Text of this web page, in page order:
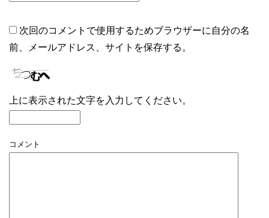
次回のコメントで使用するためブラウザーに自分の名
前、メールアドレス、サイトを保存する。
上に表示された文字を入力してください。
コメント